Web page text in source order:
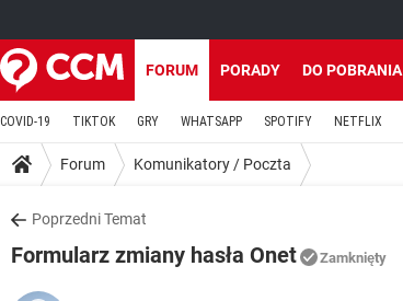
FORUM PORADY DO POBRANIA
COVID-19 TIKTOK GRY WHATSAPP SPOTIFY NETFLIX
Forum Komunikatory / Poczta
Poprzedni Temat
Formularz zmiany hasła Onet Zamknięty